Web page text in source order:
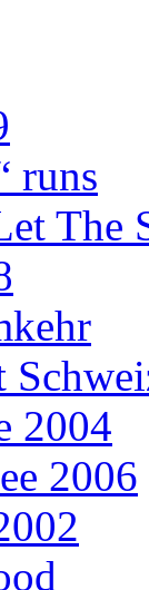
runs
The
2004
2006